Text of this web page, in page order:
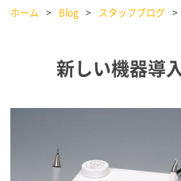
ホーム > Blog > スタッフブログ
新しい機器導